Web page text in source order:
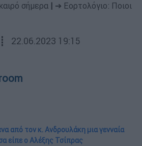
σήμερα
➔ Εορτολόγιο: Ποιοι
22.06.2023 19:15
από τον κ. Ανδρουλάκη μια γενναία
είπε ο Αλέξης Τσίπρας